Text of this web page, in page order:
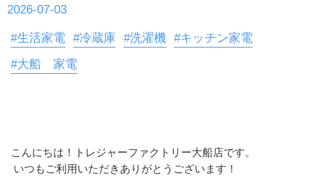
2026-07-03
#生活家電 #冷蔵庫 #洗濯機 #キッチン家電
#大船 家電
こんにちは！トレジャーファクトリー大船店です。
いつもご利用いただきありがとうございます！